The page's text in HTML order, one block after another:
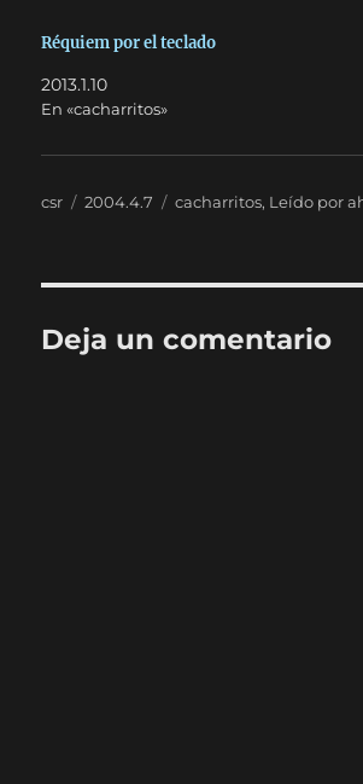
Réquiem por el teclado
2013.1.10
En «cacharritos»
Autor
csr
Publicado
2004.4.7 Categorías
cacharritos, Leído por
Deja un comentario